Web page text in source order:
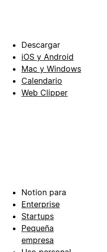
Descargar
iOS y Android
Mac y Windows
Calendario
Web Clipper
Notion para
Enterprise
Startups
Pequeña
empresa